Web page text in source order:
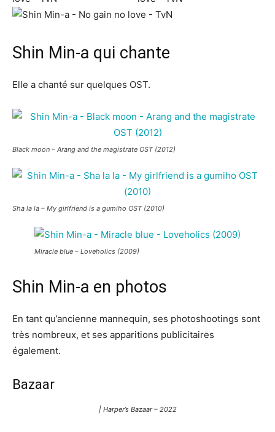
Shin Min-a qui chante
Elle a chanté sur quelques OST.
Black moon – Arang and the magistrate OST (2012)
Sha la la – My girlfriend is a gumiho OST (2010)
Miracle blue – Loveholics (2009)
Shin Min-a en photos
En tant qu’ancienne mannequin, ses photoshootings sont
très nombreux, et ses apparitions publicitaires
également.
Bazaar
| Harper’s Bazaar – 2022